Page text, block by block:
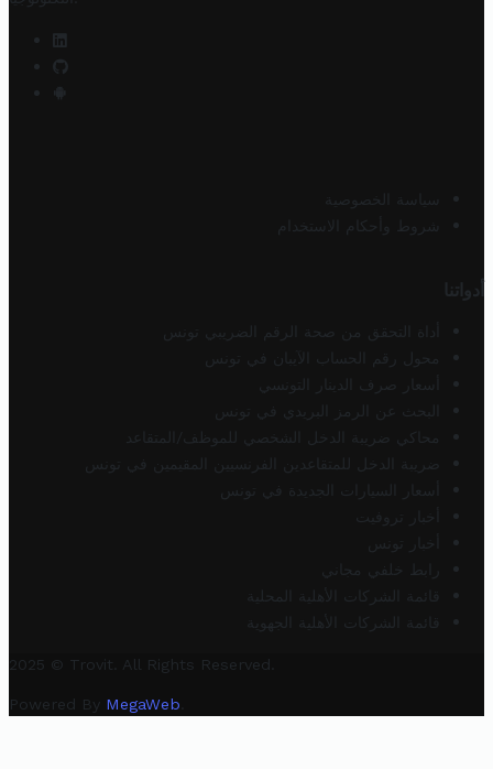
سياسة الخصوصية
شروط وأحكام الاستخدام
أدواتنا
أداة التحقق من صحة الرقم الضريبي تونس
محول رقم الحساب الآيبان في تونس
أسعار صرف الدينار التونسي
البحث عن الرمز البريدي في تونس
محاكي ضريبة الدخل الشخصي للموظف/المتقاعد
ضريبة الدخل للمتقاعدين الفرنسيين المقيمين في تونس
أسعار السيارات الجديدة في تونس
أخبار تروفيت
أخبار تونس
رابط خلفي مجاني
قائمة الشركات الأهلية المحلية
قائمة الشركات الأهلية الجهوية
2025 © Trovit. All Rights Reserved.
Powered By MegaWeb